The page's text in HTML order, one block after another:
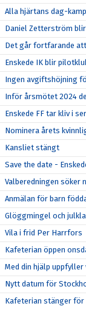
Alla hjärtans dag-
Daniel Zetterström
Det går fortfarande
Enskede IK blir
Ingen avgiftshöjning
Inför årsmötet 2024
Enskede FF tar kliv i
Nominera årets
Kansliet stängt
Save the date -
Valberedningen söker
Anmälan för barn
Glöggmingel och
Vila i frid Per Harrfors
Kafeterian öppen
Med din hjälp
Nytt datum för
Kafeterian stänger för